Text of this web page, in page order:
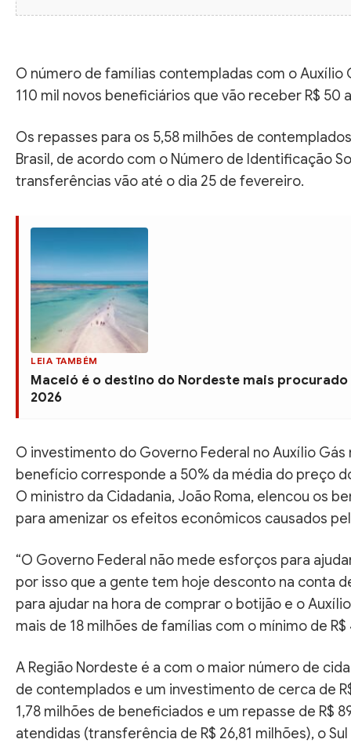
O número de famílias contempladas com o
110 mil novos beneficiários que vão receber R$
Os repasses para os 5,58 milhões de
Brasil, de acordo com o Número de Identificação
transferências vão até o dia 25 de fevereiro.
LEIA TAMBÉM
Maceió é o destino do Nordeste mais
2026
O investimento do Governo Federal no Auxílio
benefício corresponde a 50% da média do preço
O ministro da Cidadania, João Roma, elencou os
para amenizar os efeitos econômicos causados
“O Governo Federal não mede esforços para
por isso que a gente tem hoje desconto na conta
para ajudar na hora de comprar o botijão e o
mais de 18 milhões de famílias com o mínimo de
A Região Nordeste é a com o maior número de
de contemplados e um investimento de cerca de
1,78 milhões de beneficiados e um repasse de R$
atendidas (transferência de R$ 26,81 milhões), o